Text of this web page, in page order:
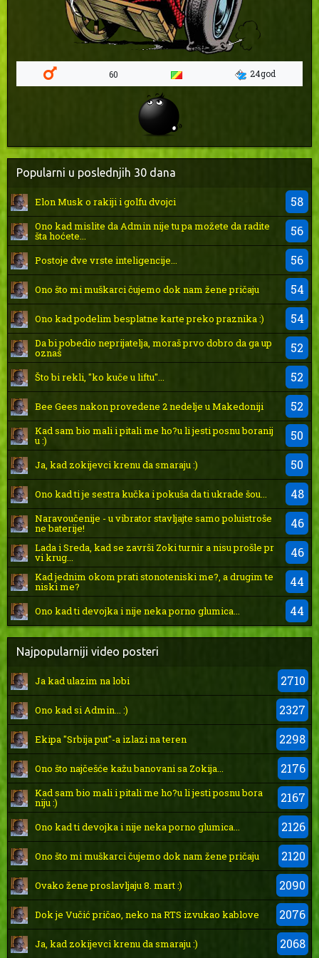
60 24god
Popularni u poslednjih 30 dana
Elon Musk o rakiji i golfu dvojci 58
Ono kad mislite da Admin nije tu pa možete da radite
šta hoćete... 56
Postoje dve vrste inteligencije... 56
Ono što mi muškarci čujemo dok nam žene pričaju 54
Ono kad podelim besplatne karte preko praznika :) 54
Da bi pobedio neprijatelja, moraš prvo dobro da ga up
oznaš 52
Što bi rekli, "ko kuče u liftu"... 52
Bee Gees nakon provedene 2 nedelje u Makedoniji 52
Kad sam bio mali i pitali me ho?u li jesti posnu boranij
u :) 50
Ja, kad zokijevci krenu da smaraju :) 50
Ono kad ti je sestra kučka i pokuša da ti ukrade šou... 48
Naravoučenije - u vibrator stavljajte samo poluistroše
ne baterije! 46
Lada i Sreda, kad se završi Zoki turnir a nisu prošle pr
vi krug... 46
Kad jednim okom prati stonoteniski me?, a drugim te
niski me? 44
Ono kad ti devojka i nije neka porno glumica... 44
Najpopularniji video posteri
Ja kad ulazim na lobi 2710
Ono kad si Admin... :) 2327
Ekipa "Srbija put"-a izlazi na teren 2298
Ono što najčešće kažu banovani sa Zokija... 2176
Kad sam bio mali i pitali me ho?u li jesti posnu bora
niju :) 2167
Ono kad ti devojka i nije neka porno glumica... 2126
Ono što mi muškarci čujemo dok nam žene pričaju 2120
Ovako žene proslavljaju 8. mart :) 2090
Dok je Vučić pričao, neko na RTS izvukao kablove 2076
Ja, kad zokijevci krenu da smaraju :) 2068